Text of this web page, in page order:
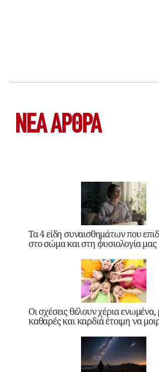
ΝΕΑ ΆΡΘΡΑ
Τα 4 είδη συναισθημάτων που
στο σώμα και στη φυσιολογία μας
Οι σχέσεις θέλουν χέρια ενωμένα,
καθαρές και καρδιά έτοιμη να